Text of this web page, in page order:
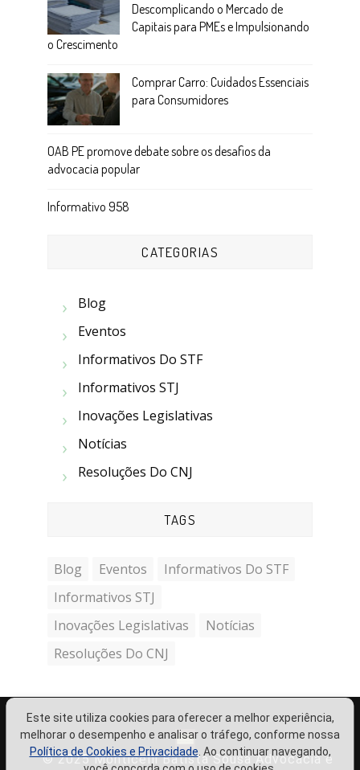
Este site utiliza cookies para oferecer a melhor experiência,
melhorar o desempenho e analisar o tráfego, conforme nossa
Política de Cookies e Privacidade . Ao continuar navegando,
Descomplicando o Mercado de
Capitais para PMEs e Impulsionando
o Crescimento
Comprar Carro: Cuidados Essenciais
para Consumidores
OAB PE promove debate sobre os desafios da
advocacia popular
Informativo 958
CATEGORIAS
Blog
Eventos
Informativos Do STF
Informativos STJ
Inovações Legislativas
Notícias
Resoluções Do CNJ
TAGS
Blog Eventos
Informativos Do STF
Informativos STJ
Inovações Legislativas
Notícias
Resoluções Do CNJ
© 2025 Monticelli Batista Sousa Advocacia e